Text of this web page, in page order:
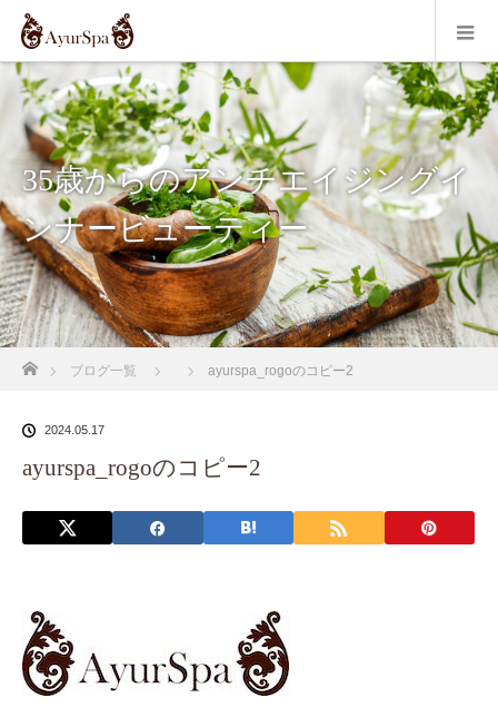
35歳からのアンチエイジングイ
ンナービューティー
ブログ一覧 ayurspa_rogoのコピー2
2024.05.17
ayurspa_rogoのコピー2